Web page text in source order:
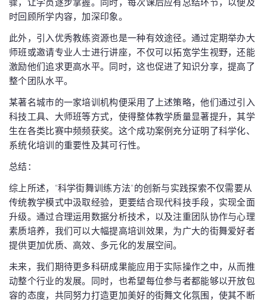
时回顾所学内容，加深印象。
此外，引入优秀教练资源也是一种有效途径。通过定期举办大
师班或邀请专业人士进行讲座，不仅可以拓宽学生视野，还能
激励他们追求更高水平。同时，这也促进了知识分享，提高了
整个团队水平。
某著名城市的一家培训机构便采用了上述策略，他们通过引入
科技工具、大师班等方式，使得整体教学质量显著提升，其学
生在各类比赛中频频获奖。这个成功案例充分证明了科学化、
系统化培训的重要性及其可行性。
总结：
综上所述，“科学街舞训练方法”的创新与实践探索不仅需要从
传统教学模式中汲取经验，更要结合现代科技手段，实现全面
升级。通过合理运用数据分析技术，以及注重团队协作与心理
素质培养，我们可以大幅提高培训效果，为广大的街舞爱好者
提供更加优质、高效、多元化的发展空间。
未来，我们期待更多科研成果能应用于实际操作之中，从而推
动整个行业的发展。同时，也希望每位参与者都能够以开放包
容的态度，共同努力打造更加美好的街舞文化氛围，使其不断